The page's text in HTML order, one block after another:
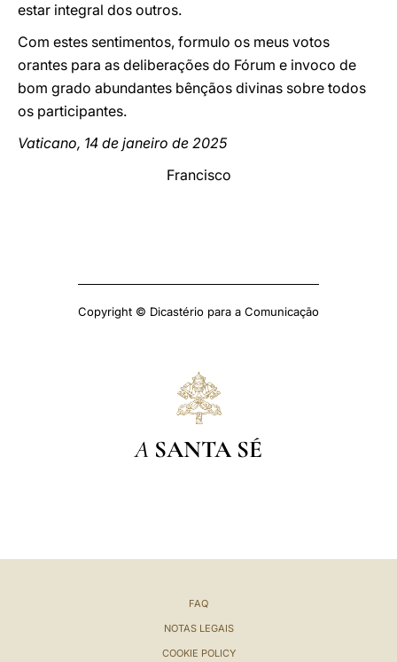
estar integral dos outros.
Com estes sentimentos, formulo os meus votos
orantes para as deliberações do Fórum e invoco de
bom grado abundantes bênçãos divinas sobre todos
os participantes.
Vaticano, 14 de janeiro de 2025
Francisco
Copyright © Dicastério para a Comunicação
A SANTA SÉ
FAQ
NOTAS LEGAIS
COOKIE POLICY